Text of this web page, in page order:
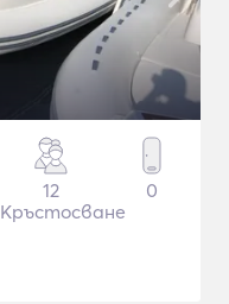
12
Кръстосване
0